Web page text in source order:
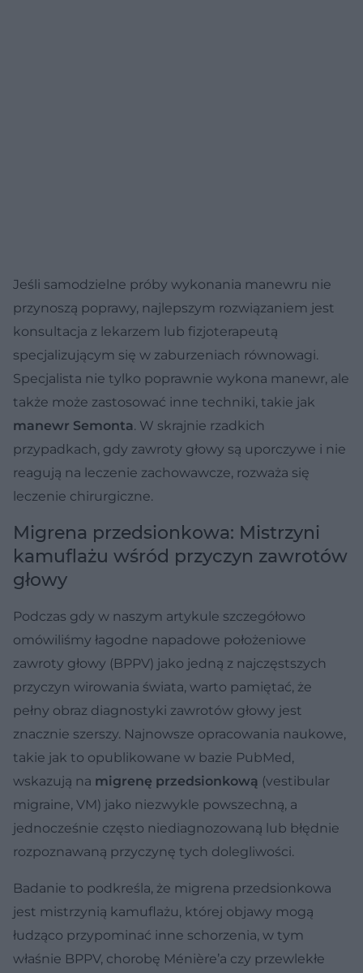
Jeśli samodzielne próby wykonania manewru nie
przynoszą poprawy, najlepszym rozwiązaniem jest
konsultacja z lekarzem lub fizjoterapeutą
specjalizującym się w zaburzeniach równowagi.
Specjalista nie tylko poprawnie wykona manewr, ale
także może zastosować inne techniki, takie jak
manewr Semonta. W skrajnie rzadkich
przypadkach, gdy zawroty głowy są uporczywe i nie
reagują na leczenie zachowawcze, rozważa się
leczenie chirurgiczne.
Migrena przedsionkowa: Mistrzyni
kamuflażu wśród przyczyn zawrotów
głowy
Podczas gdy w naszym artykule szczegółowo
omówiliśmy łagodne napadowe położeniowe
zawroty głowy (BPPV) jako jedną z najczęstszych
przyczyn wirowania świata, warto pamiętać, że
pełny obraz diagnostyki zawrotów głowy jest
znacznie szerszy. Najnowsze opracowania naukowe,
takie jak to opublikowane w bazie PubMed,
wskazują na migrenę przedsionkową (vestibular
migraine, VM) jako niezwykle powszechną, a
jednocześnie często niediagnozowaną lub błędnie
rozpoznawaną przyczynę tych dolegliwości.
Badanie to podkreśla, że migrena przedsionkowa
jest mistrzynią kamuflażu, której objawy mogą
łudząco przypominać inne schorzenia, w tym
właśnie BPPV, chorobę Ménière’a czy przewlekłe